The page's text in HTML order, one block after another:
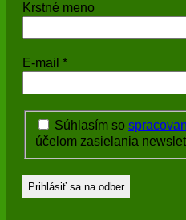
Krstné meno
E-mail *
Súhlasím so
účelom zasielania